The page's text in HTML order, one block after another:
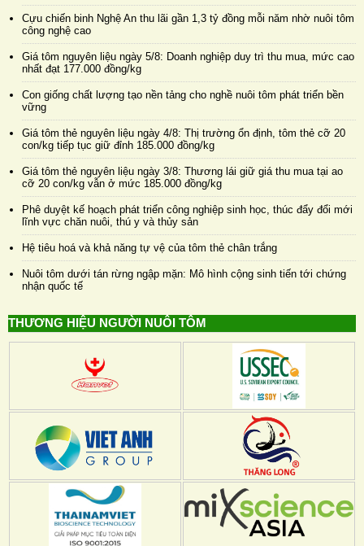
Cựu chiến binh Nghệ An thu lãi gần 1,3 tỷ đồng mỗi năm nhờ nuôi tôm
công nghệ cao
Giá tôm nguyên liệu ngày 5/8: Doanh nghiệp duy trì thu mua, mức cao
nhất đạt 177.000 đồng/kg
Con giống chất lượng tạo nền tảng cho nghề nuôi tôm phát triển bền
vững
Giá tôm thẻ nguyên liệu ngày 4/8: Thị trường ổn định, tôm thẻ cỡ 20
con/kg tiếp tục giữ đỉnh 185.000 đồng/kg
Giá tôm thẻ nguyên liệu ngày 3/8: Thương lái giữ giá thu mua tại ao
cỡ 20 con/kg vẫn ở mức 185.000 đồng/kg
Phê duyệt kế hoạch phát triển công nghiệp sinh học, thúc đẩy đổi mới
lĩnh vực chăn nuôi, thú y và thủy sản
Hệ tiêu hoá và khả năng tự vệ của tôm thẻ chân trắng
Nuôi tôm dưới tán rừng ngập mặn: Mô hình cộng sinh tiến tới chứng
nhận quốc tế
THƯƠNG HIỆU NGƯỜI NUÔI TÔM